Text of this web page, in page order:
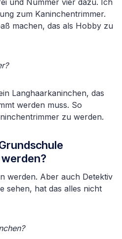
zum Kaninchentrimmer.
machen, das als Hobby zu
Langhaarkaninchen, das
werden muss. So
zu werden.
werden. Aber auch Detektiv
sehen, hat das alles nicht